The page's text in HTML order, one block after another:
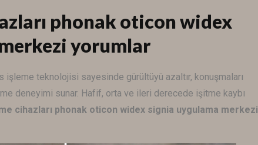
phonak oticon widex
yorumlar
işleme teknolojisi sayesinde gürültüyü azaltır, konuşmaları
deneyimi sunar. Hafif, orta ve ileri derecede işitme kaybı
cihazları phonak oticon widex signia uygulama merkezi